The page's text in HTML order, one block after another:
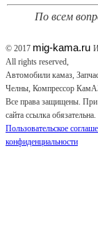
По всем
© 2017 mig-kama.ru
All rights reserved,
Автомобили камаз,
Челны, Компрессор
Все права защищены. При
сайта ссылка обязательна.
Пользовательское
конфиденциальности